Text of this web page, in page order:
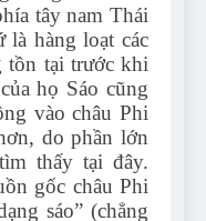
tây nam Thái
hàng loạt các
tồn tại trước khi
họ Sáo cũng
vào châu Phi
do phần lớn
thấy tại đây.
gốc châu Phi
sáo” (chẳng